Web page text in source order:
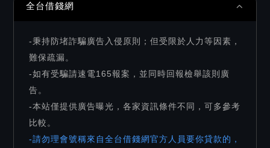
全台借錢網
-秉持防堵詐騙廣告入侵原則；但受限於人力等因素，
難保疏漏。
-如有受騙請速電165報案，並同時回報檢舉該則廣
告。
-本站僅提供廣告曝光，各家資訊條件不同，可多參考
比較。
-請勿理會號稱來自全台借錢網官方人員要你貸款的，